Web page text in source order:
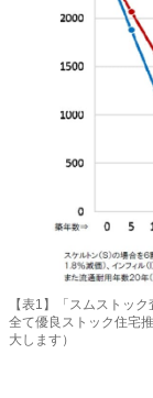
【表1】「スムストッ
全て優良ストック住宅
大します）